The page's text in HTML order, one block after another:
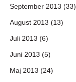
September 2013 (33)
August 2013 (13)
Juli 2013 (6)
Juni 2013 (5)
Maj 2013 (24)